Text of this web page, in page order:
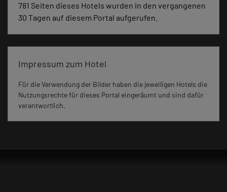
781 Seiten dieses Hotels wurden in den vergangenen
30 Tagen auf diesem Portal aufgerufen.
Impressum zum Hotel
Für die Verwendung der Bilder haben die jeweiligen Hotels die
Nutzungsrechte für dieses Portal eingeräumt und sind dafür
verantwortlich.